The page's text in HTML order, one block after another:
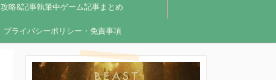
攻略&記事執筆中ゲーム記事まとめ
プライバシーポリシー・免責事項